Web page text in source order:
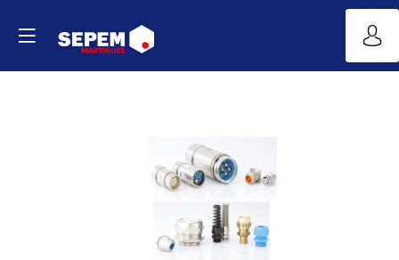
Connecteurs
circulaire